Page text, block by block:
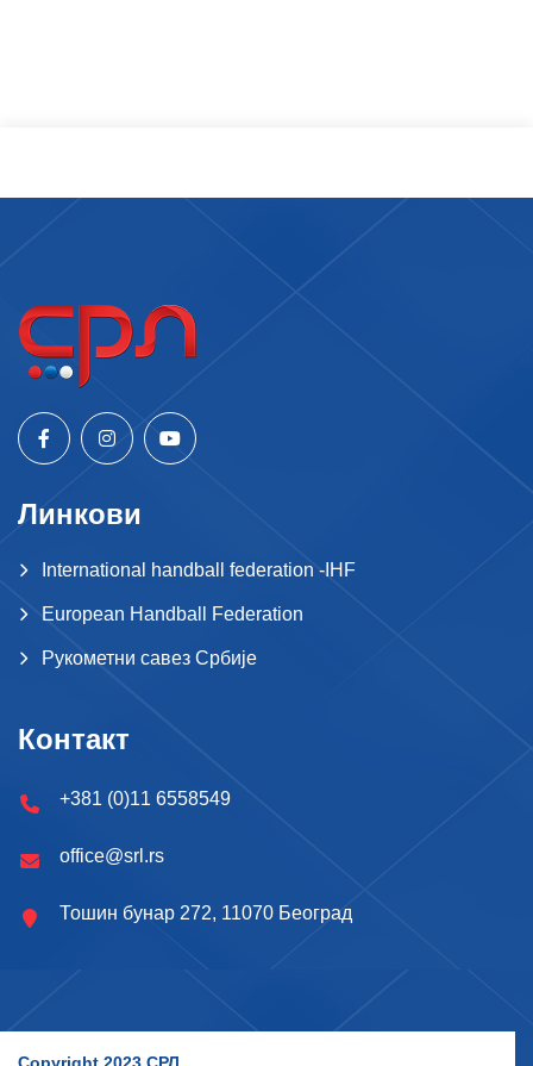
Линкови
International handball federation -IHF
European Handball Federation
Рукометни савез Србије
Контакт
+381 (0)11 6558549
office@srl.rs
Тошин бунар 272, 11070 Београд
Copyright 2023 СРЛ